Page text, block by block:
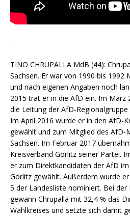
.
TINO CHRUPALLA MdB (44):
Sachsen. Er war von 1990 bis 1992
und nach eigenen Angaben noch
2015 trat er in die AfD ein. Im März
die Leitung der AfD-
Im April 2016 wurde er in den AfD-
gewählt und zum Mitglied des
Sachsen. Im Februar 2017
Kreisverband Görlitz seiner Partei.
er zum Direktkandidaten der AfD
Görlitz gewählt. Außerdem wurde
5 der Landesliste nominiert. Bei
gewann Chrupalla mit 32,4 % das
Wahlkreises und setzte sich damit